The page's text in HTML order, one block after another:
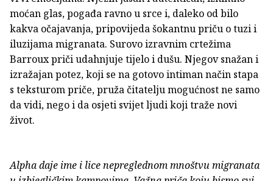
moćan glas, pogađa ravno u srce i, daleko od bilo
kakva očajavanja, pripovijeda šokantnu priču o tuzi i
iluzijama migranata. Surovo izravnim crtežima
Barroux priči udahnjuje tijelo i dušu. Njegov snažan i
izražajan potez, koji se na gotovo intiman način stapa
s teksturom priče, pruža čitatelju mogućnost ne samo
da vidi, nego i da osjeti svijet ljudi koji traže novi
život.
Alpha daje ime i lice nepreglednom mnoštvu migranata